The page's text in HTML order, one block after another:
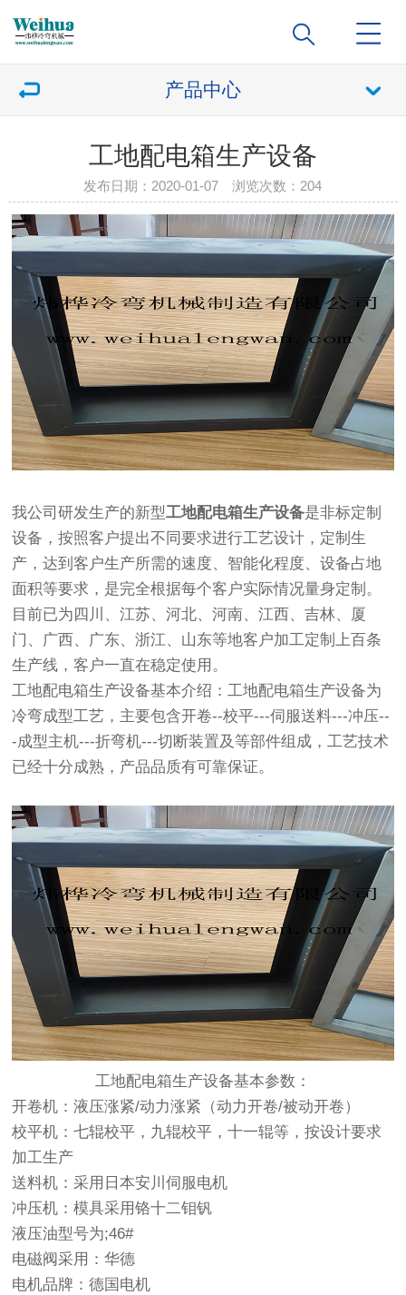
产品中心
工地配电箱生产设备
发布日期：2020-01-07 浏览次数： 204
我公司研发生产的新型工地配电箱生产设备是非标定制
设备，按照客户提出不同要求进行工艺设计，定制生
产，达到客户生产所需的速度、智能化程度、设备占地
面积等要求，是完全根据每个客户实际情况量身定制。
目前已为四川、江苏、河北、河南、江西、吉林、厦
门、广西、广东、浙江、山东等地客户加工定制上百条
生产线，客户一直在稳定使用。
工地配电箱生产设备基本介绍：工地配电箱生产设备为
冷弯成型工艺，主要包含开卷--校平---伺服送料---冲压--
-成型主机---折弯机---切断装置及等部件组成，工艺技术
已经十分成熟，产品品质有可靠保证。
工地配电箱生产设备基本参数：
开卷机：液压涨紧/动力涨紧（动力开卷/被动开卷）
校平机：七辊校平，九辊校平，十一辊等，按设计要求
加工生产
送料机：采用日本安川伺服电机
冲压机：模具采用铬十二钼钒
液压油型号为;46#
电磁阀采用：华德
电机品牌：德国电机